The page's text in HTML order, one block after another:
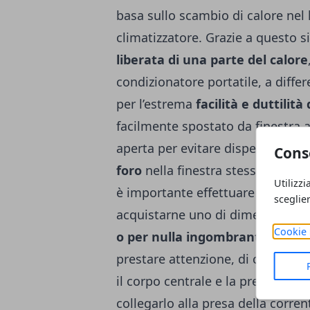
Cookie
basa sullo scambio di calore
climatizzatore. Grazie a questo
liberata di una parte del calore
condizionatore portatile, a
per l’estrema facilità e duttilità
facilmente spostato da finestra
aperta per evitare dispersione
foro nella finestra stessa.
è importante effettuare alcune
acquistarne uno di dimensioni
o per nulla ingombrante
negli
prestare attenzione, di
il corpo centrale e la presenza
collegarlo alla presa della